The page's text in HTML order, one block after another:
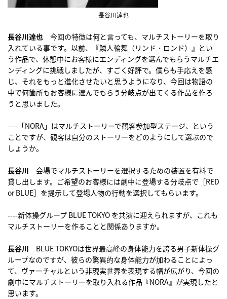
長谷川達也
長谷川達也 今回の特徴は何と言っても、マルチストーリーを取り
入れている事です。以前、『鱗人輪舞（リンド・ロンド）』とい
う作品で、休憩中にお客様にエンディングを選んでもらうマルチエ
ンディングに挑戦しましたが、すごく好評で。僕らも手応えを感
じ、それをもっと進化させたいと思うようになり、今回は物語の
中で何箇所もお客様に選んでもらう分岐点が出てくる作品を作ろ
うと思いました。
----「NORA」はマルチストーリーで観客参加型ステージ、という
ことですが、観客は自分のストーリーをどのようにして選ぶので
しょうか。
長谷川 会場でマルチストーリーを選択するための装置を有料で
貸し出します。ご希望のお客様には劇中に登場する分岐点で［RED
or BLUE］を提示して登場人物の行動を選択してもらいます。
----新体操グループ BLUE TOKYO を共演に迎えられますが、これも
マルチストーリーを作ることと関係ありますか。
長谷川 BLUE TOKYOは世界最高峰の身体能力を誇る男子新体操グ
ループなのですが、彼らの驚異的な身体能力が加わることによっ
て、ヴァーチャルという非現実世界を表現する幅が広がり、今回の
劇中にマルチストーリーを取り入れる作品『NORA』が実現したと
思います。